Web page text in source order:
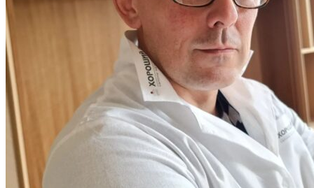
1 500 ₽
Блог
Интересные статьи о паркете Coswick
ВИДЕО-ИНСТРУКЦИЯ: Реставрация царапин. Полы,
покрытые маслом и твердым воском. Системы для локального
ремонта и восстановления
Читать полностью
02.02.2026